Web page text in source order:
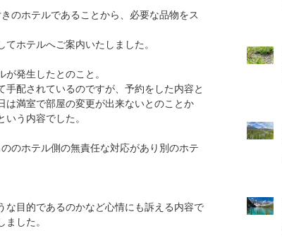
のホテルであることから、必要な品物をス
ホテルへご案内いたしました。
発生したとのこと。
配されているのですが、予約をした内容と
は満室で部屋の変更が出来ないとのことか
う内容でした。
のホテル側の無責任な対応があり別のホテ
な目的であるのかなど心情にも訴える内容で
した。